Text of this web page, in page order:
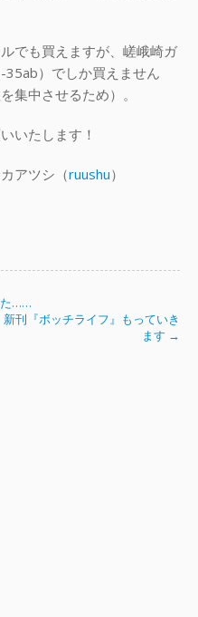
でも買えますが、嵯峨崎ガ
35ab）でしか買えません
集中させるため）。
いたします！
アツシ（ruushu）
た……
刊『ボッチライフ』もっていき
ます →